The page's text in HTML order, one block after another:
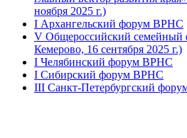
ноября 2025 г.)
I Архангельский форум ВРНС
V Общероссийский семейный
Кемерово, 16 сентября 2025 г.)
I Челябинский форум ВРНС
I Сибирский форум ВРНС
III Санкт-Петербургский